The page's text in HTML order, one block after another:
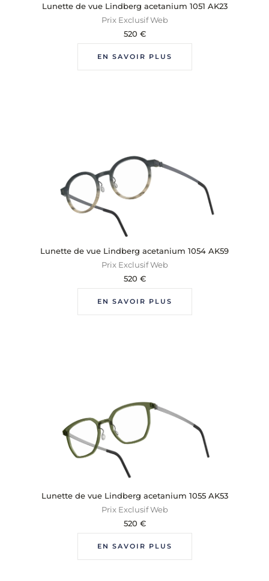
Lunette de vue Lindberg acetanium 1051 AK23
Prix Exclusif Web
520 €
EN SAVOIR PLUS
Lunette de vue Lindberg acetanium 1054 AK59
Prix Exclusif Web
520 €
EN SAVOIR PLUS
Lunette de vue Lindberg acetanium 1055 AK53
Prix Exclusif Web
520 €
EN SAVOIR PLUS